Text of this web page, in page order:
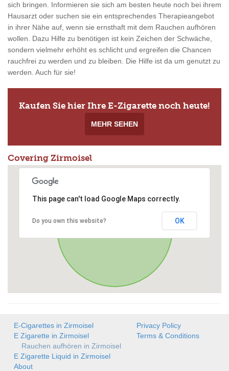
sich bringen. Informieren sie sich am besten heute noch bei ihrem
Hausarzt oder suchen sie ein entsprechendes Therapieangebot
in ihrer Nähe auf, wenn sie ernsthaft mit dem Rauchen aufhören
wollen. Dazu Hilfe zu benötigen ist kein Zeichen der Schwäche,
sondern vielmehr erhöht es schlicht und ergreifen die Chancen
rauchfrei zu werden und zu bleiben. Die Hilfe ist da um genutzt zu
werden. Auch für sie!
Kaufen Sie hier Ihre E-Zigarette noch heute!
MEHR SEHEN
Covering Zirmoisel
This page can't load Google Maps correctly.
Do you own this website? OK
E-Cigarettes in Zirmoisel
E Zigarette in Zirmoisel
Rauchen aufhören in Zirmoisel
E Zigarette Liquid in Zirmoisel
About
Privacy Policy
Terms & Conditions